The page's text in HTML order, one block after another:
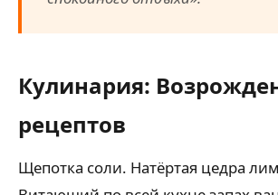
Кулинария:
рецептов
Щепотка соли. Натёртая цедра